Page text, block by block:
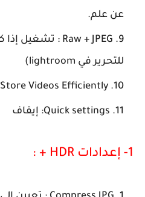
عن علم.
Raw + JPEG
للتحرير في lightroom)
Store Videos Efficiently
Quick settings: إيقاف
1- إعدادات HDR + :